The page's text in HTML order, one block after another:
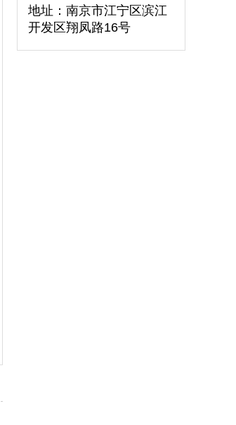
地址：南京市江宁区滨江
开发区翔凤路16号